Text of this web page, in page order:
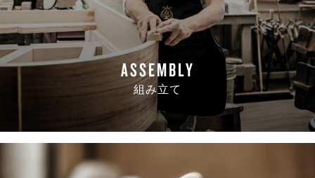
ASSEMBLY
組み立て
READ MORE